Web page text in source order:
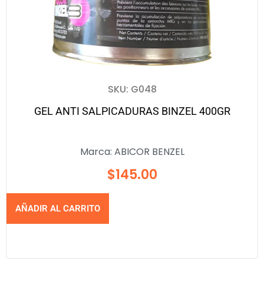
SKU: G048
GEL ANTI SALPICADURAS BINZEL 400GR
Marca: ABICOR BENZEL
$145.00
AÑADIR AL CARRITO